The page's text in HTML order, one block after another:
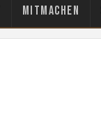
Mitmachen